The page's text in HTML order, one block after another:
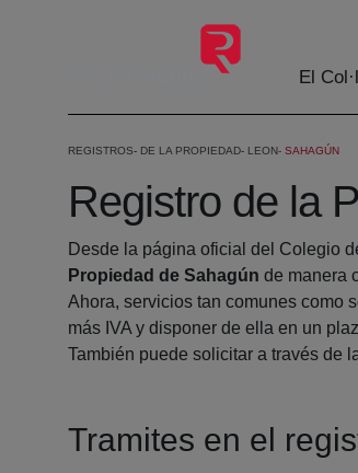
Salta al contingut principal
El
REGISTROS DE LA PROPIEDAD LEON SAHAGÚN
Registro de la
Desde la página oficial del Colegio
Propiedad de Sahagún de manera
Ahora, servicios tan comunes como
más IVA y disponer de ella en un
También puede solicitar a través de
Tramites en el